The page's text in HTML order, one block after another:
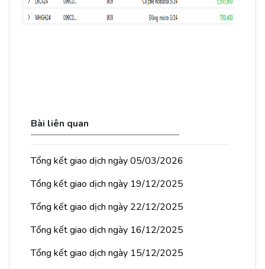
Bài liên quan
Tổng kết giao dịch ngày 05/03/2026
Tổng kết giao dịch ngày 19/12/2025
Tổng kết giao dịch ngày 22/12/2025
Tổng kết giao dịch ngày 16/12/2025
Tổng kết giao dịch ngày 15/12/2025